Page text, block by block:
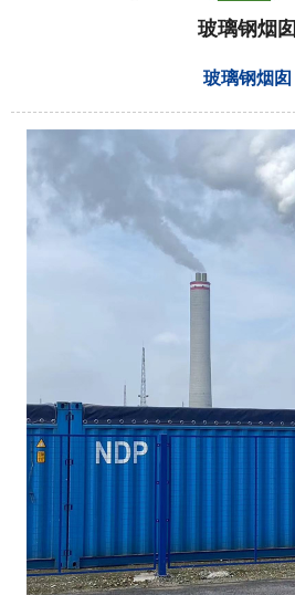
玻璃钢烟囱
玻璃钢烟囱